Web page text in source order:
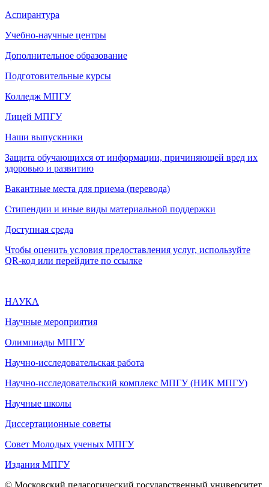
Аспирантура
Учебно-научные центры
Дополнительное образование
Подготовительные курсы
Колледж МПГУ
Лицей МПГУ
Наши выпускники
Защита обучающихся от информации, причиняющей вред их
здоровью и развитию
Вакантные места для приема (перевода)
Стипендии и иные виды материальной поддержки
Доступная среда
Чтобы оценить условия предоставления услуг, используйте
QR-код или перейдите по ссылке
НАУКА
Научные мероприятия
Олимпиады МПГУ
Научно-исследовательская работа
Научно-исследовательский комплекс МПГУ (НИК МПГУ)
Научные школы
Диссертационные советы
Совет Молодых ученых МПГУ
Издания МПГУ
© Московский педагогический государственный университет,